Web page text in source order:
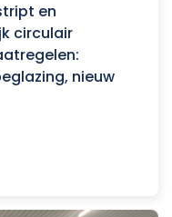
en
circulair
nieuw